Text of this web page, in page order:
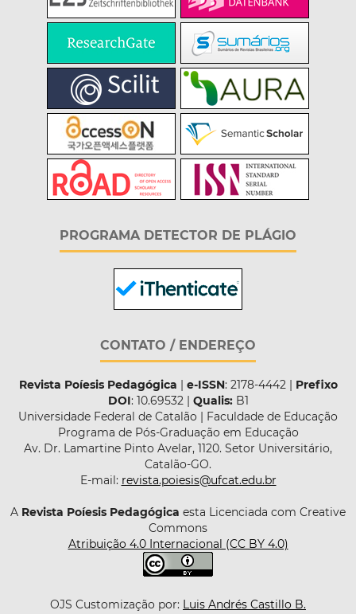
PROGRAMA DETECTOR DE PLÁGIO
CONTATO / ENDEREÇO
Revista Poíesis Pedagógica | e-ISSN: 2178-4442 | Prefixo
DOI: 10.69532 | Qualis:B1
Universidade Federal de Catalão | Faculdade de Educação
Programa de Pós-Graduação em Educação
Av. Dr. Lamartine Pinto Avelar, 1120. Setor Universitário,
Catalão-GO.
E-mail: revista.poiesis@ufcat.edu.br
A Revista Poíesis Pedagógica esta Licenciada com Creative
Commons
Atribuição 4.0 Internacional (CC BY 4.0)
OJS Customização por: Luis Andrés Castillo B.